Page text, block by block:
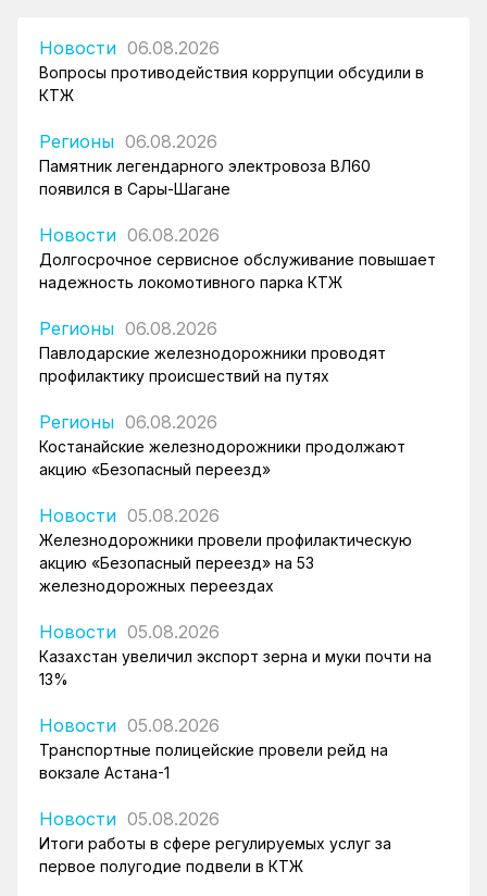
Новости 06.08.2026
Вопросы противодействия коррупции обсудили в
КТЖ
Регионы 06.08.2026
Памятник легендарного электровоза ВЛ60
появился в Сары-Шагане
Новости 06.08.2026
Долгосрочное сервисное обслуживание повышает
надежность локомотивного парка КТЖ
Регионы 06.08.2026
Павлодарские железнодорожники проводят
профилактику происшествий на путях
Регионы 06.08.2026
Костанайские железнодорожники продолжают
акцию «Безопасный переезд»
Новости 05.08.2026
Железнодорожники провели профилактическую
акцию «Безопасный переезд» на 53
железнодорожных переездах
Новости 05.08.2026
Казахстан увеличил экспорт зерна и муки почти на
13%
Новости 05.08.2026
Транспортные полицейские провели рейд на
вокзале Астана-1
Новости 05.08.2026
Итоги работы в сфере регулируемых услуг за
первое полугодие подвели в КТЖ